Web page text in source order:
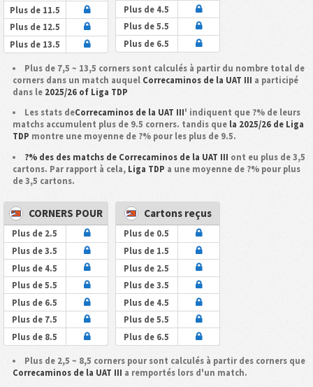
Plus de 11.5
Plus de 12.5
Plus de 13.5
Plus de 4.5
Plus de 5.5
Plus de 6.5
Plus de 7,5 ~ 13,5 corners sont calculés à partir du nombre total de
corners dans un match auquel Correcaminos de la UAT III a participé
dans le 2025/26 of Liga TDP
Les stats deCorrecaminos de la UAT III' indiquent que ?% de leurs
matchs accumulent plus de 9.5 corners. tandis que la 2025/26 de Liga
TDP montre une moyenne de ?% pour les plus de 9.5.
?% des des matchs de Correcaminos de la UAT III ont eu plus de 3,5
cartons. Par rapport à cela, Liga TDP a une moyenne de ?% pour plus
de 3,5 cartons.
CORNERS POUR
Plus de 2.5
Plus de 3.5
Plus de 4.5
Plus de 5.5
Plus de 6.5
Plus de 7.5
Plus de 8.5
Cartons reçus
Plus de 0.5
Plus de 1.5
Plus de 2.5
Plus de 3.5
Plus de 4.5
Plus de 5.5
Plus de 6.5
Plus de 2,5 ~ 8,5 corners pour sont calculés à partir des corners que
Correcaminos de la UAT III a remportés lors d'un match.